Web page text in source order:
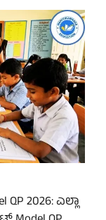
QP 2026: ಎಲ್ಲಾ